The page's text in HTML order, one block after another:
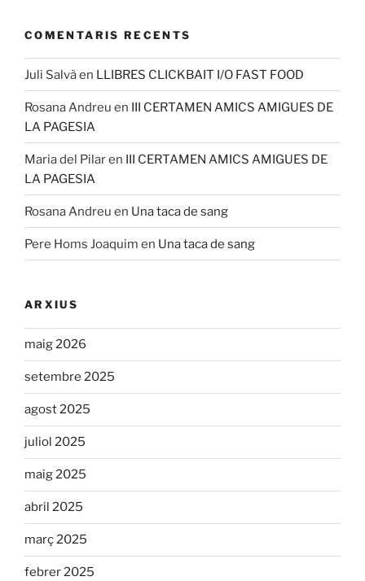
COMENTARIS RECENTS
Juli Salvàen LLIBRES CLICKBAIT I/O FAST FOOD
Rosana Andreu en III CERTAMEN AMICS AMIGUES DE
LA PAGESIA
Maria del Pilaren III CERTAMEN AMICS AMIGUES DE
LA PAGESIA
Rosana Andreu en Una taca de sang
Pere Homs Joaquim en Una taca de sang
ARXIUS
maig 2026
setembre 2025
agost 2025
juliol 2025
maig 2025
abril 2025
març 2025
febrer 2025